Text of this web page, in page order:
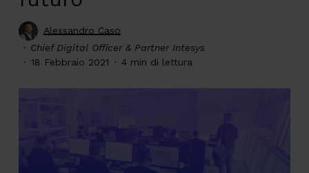
Alessandro Caso
Chief Digital Officer & Partner Intesys
18 Febbraio 2021
4 min di lettura